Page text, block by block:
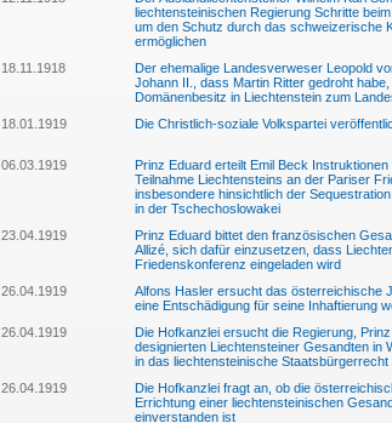
liechtensteinischen Regierung Schritte
um den Schutz durch das schweizerische
ermöglichen
18.11.1918
Der ehemalige Landesverweser Leopold
Johann II., dass Martin Ritter gedroht
Domänenbesitz in Liechtenstein zum
18.01.1919 Die Christlich-soziale Volkspartei
06.03.1919
Prinz Eduard erteilt Emil Beck
Teilnahme Liechtensteins an der Pariser
insbesondere hinsichtlich der
in der Tschechoslowakei
23.04.1919
Prinz Eduard bittet den französischen
Allizé, sich dafür einzusetzen, dass
Friedenskonferenz eingeladen wird
26.04.1919
Alfons Hasler ersucht das österreichische
eine Entschädigung für seine Inhaftierung
26.04.1919
Die Hofkanzlei ersucht die Regierung,
designierten Liechtensteiner Gesandten in
in das liechtensteinische Staatsbürgerrecht
26.04.1919
Die Hofkanzlei fragt an, ob die
Errichtung einer liechtensteinischen
einverstanden ist